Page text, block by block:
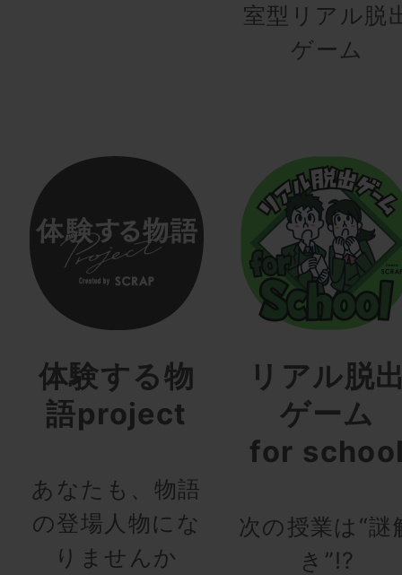
室型リアル脱
ゲーム
体験する物
語project
あなたも、物語
の登場人物にな
りませんか
リアル脱
ゲーム
for
次の授業は“謎
き”!?